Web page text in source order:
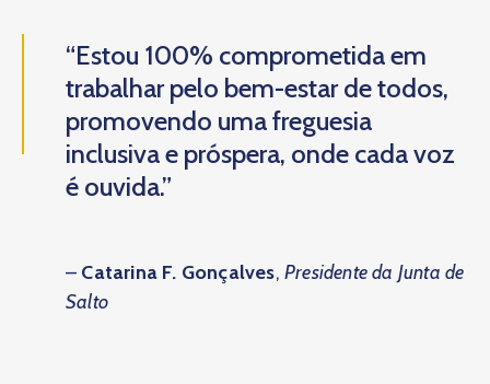
“Estou 100% comprometida em
trabalhar pelo bem-estar de todos,
promovendo uma freguesia
inclusiva e próspera, onde cada voz
é ouvida.”
– Catarina F. Gonçalves, Presidente da Junta de
Salto